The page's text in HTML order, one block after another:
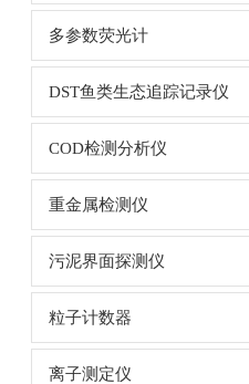
多参数荧光计
DST鱼类生态追踪记录仪
COD检测分析仪
重金属检测仪
污泥界面探测仪
粒子计数器
离子测定仪